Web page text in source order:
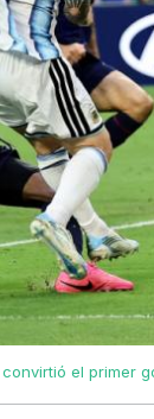
convirtió el primer